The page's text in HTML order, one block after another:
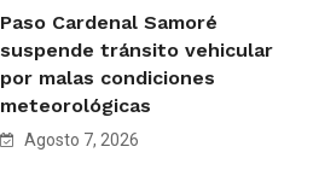
Paso Cardenal Samoré
suspende tránsito vehicular
por malas condiciones
meteorológicas
Agosto 7, 2026